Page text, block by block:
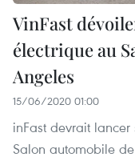
VinFast
électrique au
Angeles
15/06/2020 01:00
inFast devrait
Salon automobile